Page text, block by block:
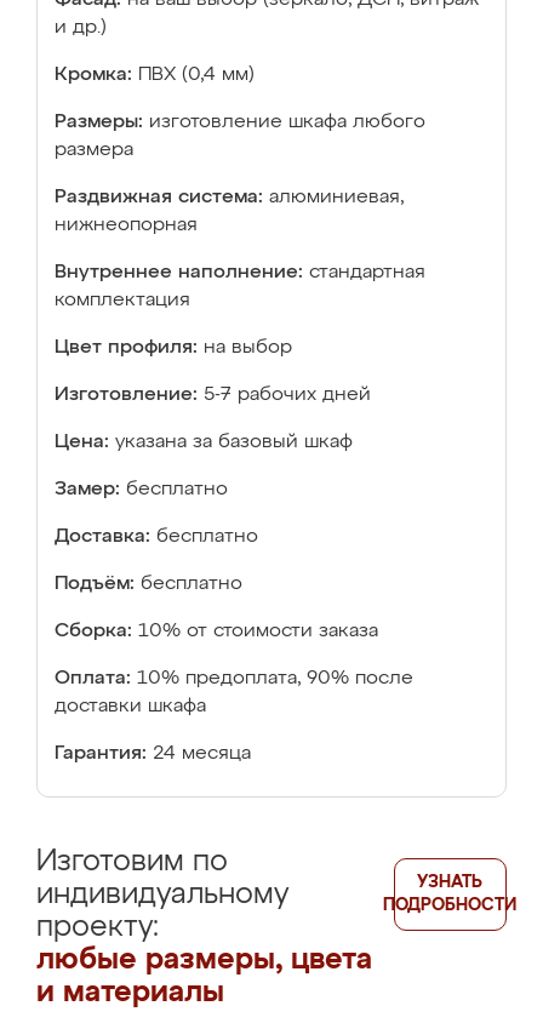
и др.)
Кромка: ПВХ (0,4 мм)
Размеры: изготовление шкафа любого
размера
Раздвижная система: алюминиевая,
нижнеопорная
Внутреннее наполнение: стандартная
комплектация
Цвет профиля: на выбор
Изготовление: 5-7 рабочих дней
Цена: указана за базовый шкаф
Замер: бесплатно
Доставка: бесплатно
Подъём: бесплатно
Сборка: 10% от стоимости заказа
Оплата: 10% предоплата, 90% после
доставки шкафа
Гарантия: 24 месяца
Изготовим по
индивидуальному
проекту:
любые размеры, цвета
и материалы
УЗНАТЬ
ПОДРОБНОСТИ